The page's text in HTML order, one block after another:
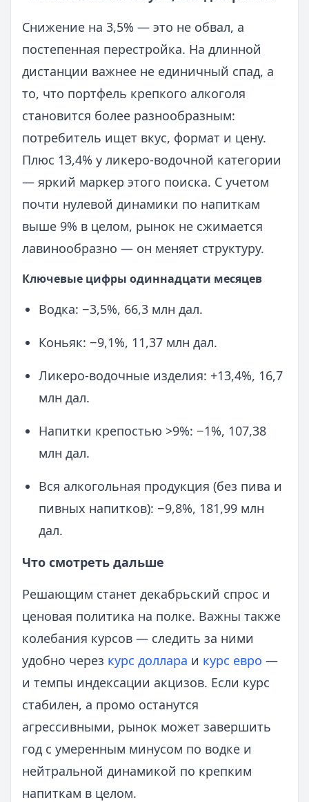
Снижение на 3,5% — это не обвал, а
постепенная перестройка. На длинной
дистанции важнее не единичный спад, а
то, что портфель крепкого алкоголя
становится более разнообразным:
потребитель ищет вкус, формат и цену.
Плюс 13,4% у ликеро‑водочной категории
— яркий маркер этого поиска. С учетом
почти нулевой динамики по напиткам
выше 9% в целом, рынок не сжимается
лавинообразно — он меняет структуру.
Ключевые цифры одиннадцати месяцев
Водка: −3,5%, 66,3 млн дал.
Коньяк: −9,1%, 11,37 млн дал.
Ликеро‑водочные изделия: +13,4%, 16,7
млн дал.
Напитки крепостью >9%: −1%, 107,38
млн дал.
Вся алкогольная продукция (без пива и
пивных напитков): −9,8%, 181,99 млн
дал.
Что смотреть дальше
Решающим станет декабрьский спрос и
ценовая политика на полке. Важны также
колебания курсов — следить за ними
удобно через курс доллара и курс евро —
и темпы индексации акцизов. Если курс
стабилен, а промо останутся
агрессивными, рынок может завершить
год с умеренным минусом по водке и
нейтральной динамикой по крепким
напиткам в целом.